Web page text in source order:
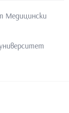
Медицински